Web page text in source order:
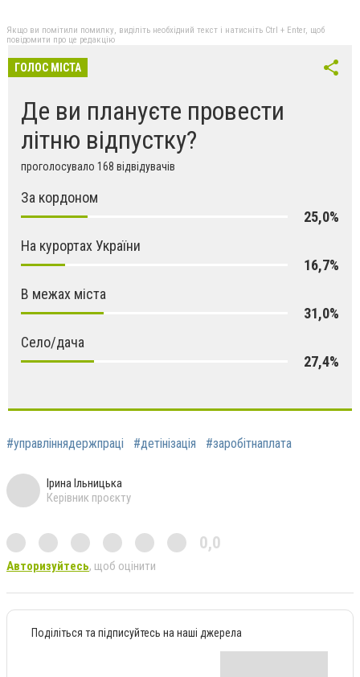
Якщо ви помітили помилку, виділіть необхідний текст і натисніть Ctrl + Enter, щоб
повідомити про це редакцію
ГОЛОС МІСТА
Де ви плануєте провести
літню відпустку?
проголосувало 168 відвідувачів
За кордоном
25,0%
На курортах України
16,7%
В межах міста
31,0%
Село/дача
27,4%
#управліннядержпраці #детінізація #заробітнаплата
Ірина Ільницька
Керівник проєкту
0,0
Авторизуйтесь, щоб оцінити
Поділіться та підписуйтесь на наші джерела